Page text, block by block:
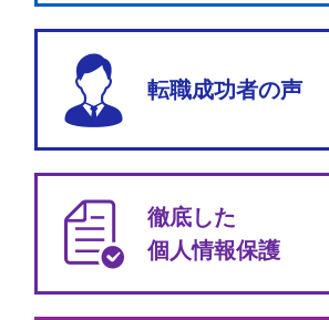
転職成功者の声
徹底した
個人情報保護